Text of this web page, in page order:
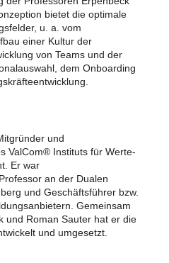
bietet die optimale
u. a. vom
einer Kultur der
von Teams und der
dem Onboarding
und
ValCom® Instituts für Werte-
Er war
an der Dualen
und Geschäftsführer bzw.
Gemeinsam
und Roman Sauter hat er die
und umgesetzt.